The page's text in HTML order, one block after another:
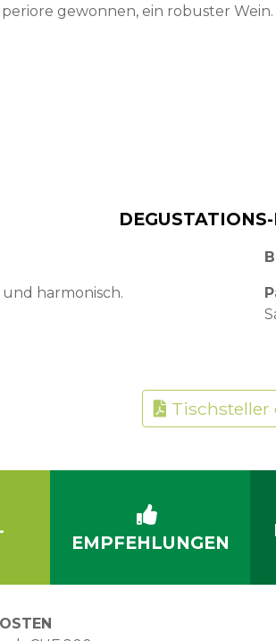
gewonnen, ein robuster Wein.
harmonisch.
Tischsteller
EMPFEHLUNGEN